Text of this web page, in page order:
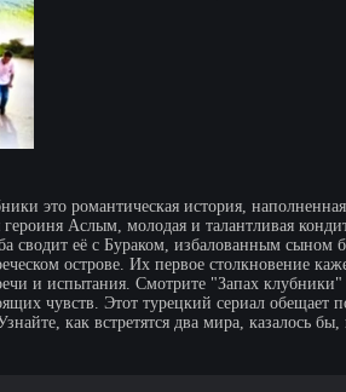
это романтическая история,
Аслым, молодая и талантливая
сводит её с Бураком, избалованным сыном
острове. Их первое столкновение
и испытания. Смотрите "Запах
чувств. Этот турецкий сериал обещает
как встретятся два мира, казалось бы,